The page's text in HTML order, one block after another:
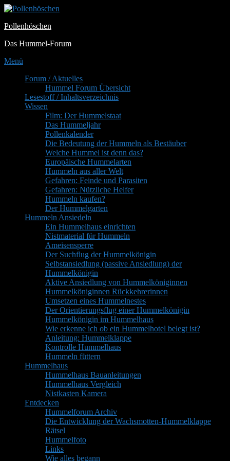
Zum
springen
Pollenhöschen
Das Hummel-Forum
Menü
PrimäresForum / Aktuelles
Hummel Forum Übersicht
Lesestoff / Inhaltsverzeichnis
Wissen
Film: Der Hummelstaat
Das Hummeljahr
Pollenkalender
Die Bedeutung der Hummeln als Bestäuber
Welche Hummel ist denn das?
Europäische Hummelarten
Hummeln aus aller Welt
Gefahren: Feinde und Parasiten
Gefahren: Nützliche Helfer
Hummeln kaufen?
Der Hummelgarten
Hummeln Ansiedeln
Ein Hummelhaus einrichten
Nistmaterial für Hummeln
Ameisensperre
Der Suchflug der Hummelkönigin
Selbstansiedlung (passive Ansiedlung) der
Hummelkönigin
Aktive Ansiedlung von Hummelköniginnen
Hummelköniginnen Rückkehrerinnen
Umsetzen eines Hummelnestes
Der Orientierungsflug einer Hummelkönigin
Hummelkönigin im Hummelhaus
Wie erkenne ich ob ein Hummelhotel belegt ist?
Anleitung: Hummelklappe
Kontrolle Hummelhaus
Hummeln füttern
Hummelhaus
Hummelhaus Bauanleitungen
Hummelhaus Vergleich
Nistkasten Kamera
Entdecken
Hummelforum Archiv
Die Entwicklung der Wachsmotten-Hummelklappe
Rätsel
Hummelfoto
Links
Wie alles begann